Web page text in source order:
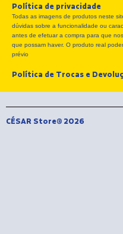
b
o
o
k
i
t
t
e
a
g
r
a
Política de privacidade
Todas as imagens de produtos neste
dúvidas sobre a funcionalidade ou
antes de efetuar a compra para que
que possam haver. O produto real
prévio
Política de Trocas e
CÉSAR Store® 2026